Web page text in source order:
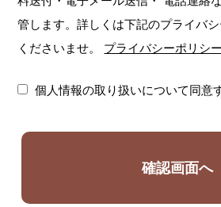
管します。詳しくは下記のプライバ
くださいませ。
プライバシーポリシー
個人情報の取り扱いについて同意